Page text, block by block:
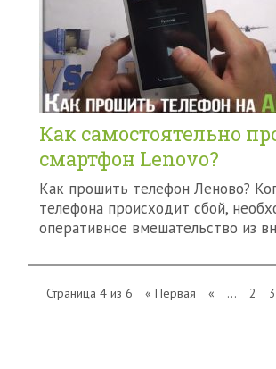
Как самостоятельно
смартфон Lenovo?
Как прошить телефон Леново?
телефона происходит сбой,
оперативное вмешательство из
Страница 4 из 6 « Первая « ... 2 3